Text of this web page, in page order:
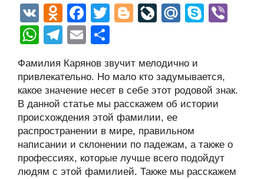
V
K
O
d
n
o
kl
a
ss
ni
ki
F
a
c
e
b
o
o
k
T
er
Bl
g
er
Li
J
o
ur
n
al
M
u
S
e
W
at
s
A
p
p
T
e
gr
a
m
E
ail р
а
в
и
ть
Фамилия Карянов звучит мелодично и
привлекательно. Но мало кто задумывается,
какое значение несет в себе этот родовой знак.
В данной статье мы расскажем об истории
происхождения этой фамилии, ее
распространении в мире, правильном
написании и склонении по падежам, а также о
профессиях, которые лучше всего подойдут
людям с этой фамилией. Также мы расскажем